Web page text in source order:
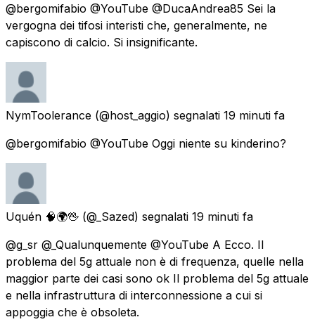
@bergomifabio @YouTube @DucaAndrea85 Sei la
vergogna dei tifosi interisti che, generalmente, ne
capiscono di calcio. Si insignificante.
NymToolerance (@host_aggio) segnalati 19 minuti fa
@bergomifabio @YouTube Oggi niente su kinderino?
Uquén 🧠🌍🖖 (@_Sazed) segnalati 19 minuti fa
@g_sr @_Qualunquemente @YouTube A Ecco. Il
problema del 5g attuale non è di frequenza, quelle nella
maggior parte dei casi sono ok Il problema del 5g attuale
e nella infrastruttura di interconnessione a cui si
appoggia che è obsoleta.